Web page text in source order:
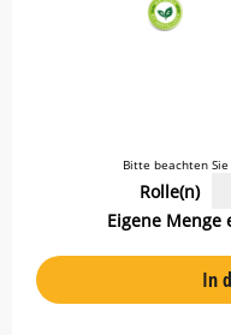
Bitte beachten
Rolle(n)
Eigene
In